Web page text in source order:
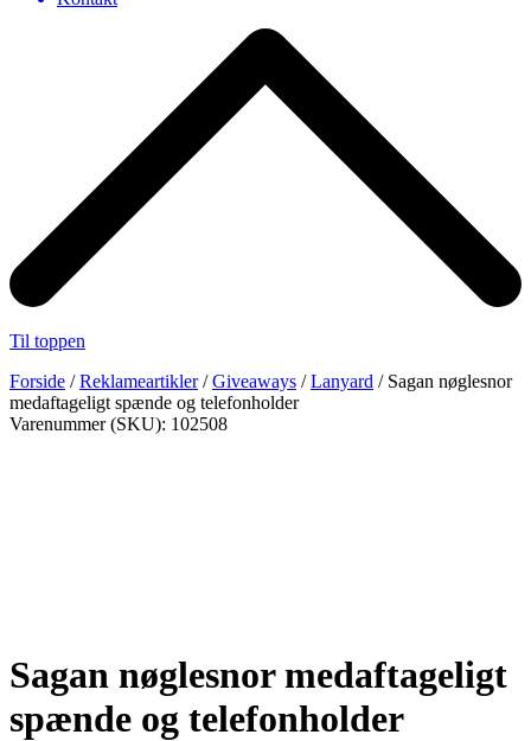
Til toppen
Forside /Reklameartikler/Giveaways /Lanyard / Sagan nøglesnor
medaftageligt spænde og telefonholder
Varenummer (SKU): 102508
Sagan nøglesnor medaftageligt
spænde og telefonholder